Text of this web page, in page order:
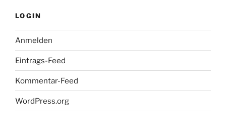
LOGIN
Anmelden
Eintrags-Feed
Kommentar-Feed
WordPress.org